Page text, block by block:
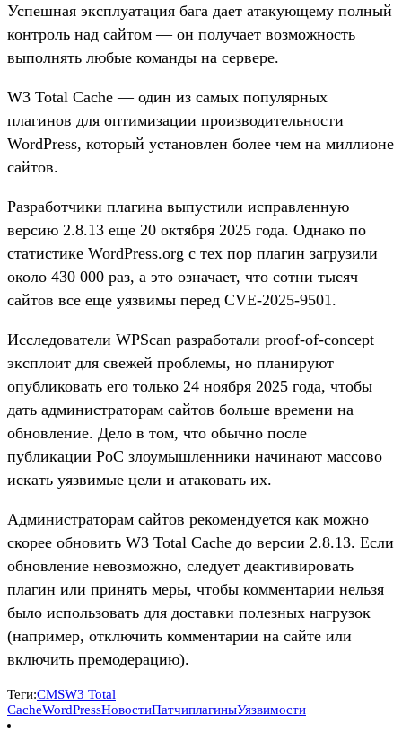
Успешная эксплуатация бага дает атакующему полный
контроль над сайтом — он получает возможность
выполнять любые команды на сервере.
W3 Total Cache — один из самых популярных
плагинов для оптимизации производительности
WordPress, который установлен более чем на миллионе
сайтов.
Разработчики плагина выпустили исправленную
версию 2.8.13 еще 20 октября 2025 года. Однако по
статистике WordPress.org с тех пор плагин загрузили
около 430 000 раз, а это означает, что сотни тысяч
сайтов все еще уязвимы перед CVE-2025-9501.
Исследователи WPScan разработали proof-of-concept
эксплоит для свежей проблемы, но планируют
опубликовать его только 24 ноября 2025 года, чтобы
дать администраторам сайтов больше времени на
обновление. Дело в том, что обычно после
публикации PoC злоумышленники начинают массово
искать уязвимые цели и атаковать их.
Администраторам сайтов рекомендуется как можно
скорее обновить W3 Total Cache до версии 2.8.13. Если
обновление невозможно, следует деактивировать
плагин или принять меры, чтобы комментарии нельзя
было использовать для доставки полезных нагрузок
(например, отключить комментарии на сайте или
включить премодерацию).
Теги:CMSW3 Total
CacheWordPressНовостиПатчиплагиныУязвимости